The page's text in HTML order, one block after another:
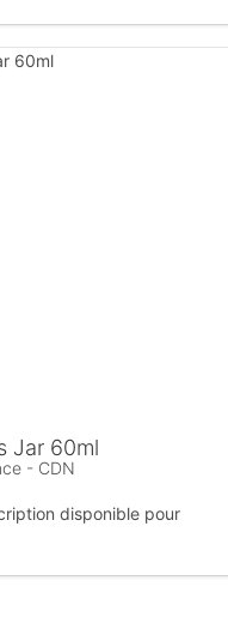
Jar 60ml
- CDN
disponible pour